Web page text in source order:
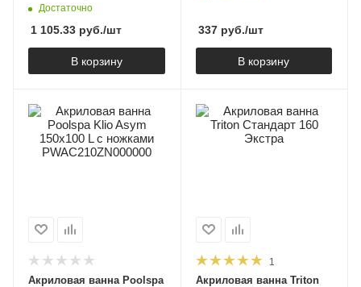
170L/St
Достаточно
1 105.33 руб./шт
В корзину
337руб./шт
В корзину
Акриловая ванна Poolspa
1
Акриловая ванна Triton